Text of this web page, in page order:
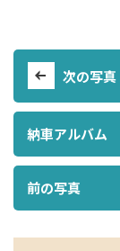
次の写真
納車アルバム
前の写真